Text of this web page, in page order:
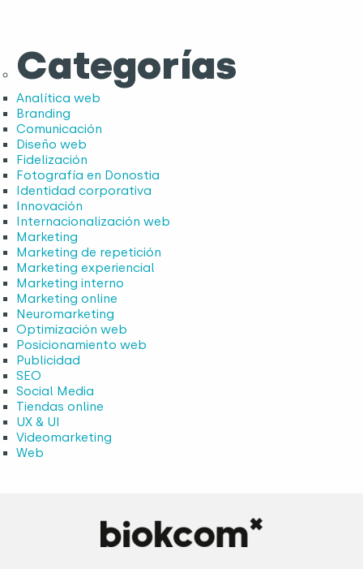
Categorías
Analítica web
Branding
Comunicación
Diseño web
Fidelización
Fotografía en Donostia
Identidad corporativa
Innovación
Internacionalización web
Marketing
Marketing de repetición
Marketing experiencial
Marketing interno
Marketing online
Neuromarketing
Optimización web
Posicionamiento web
Publicidad
SEO
Social Media
Tiendas online
UX & UI
Videomarketing
Web